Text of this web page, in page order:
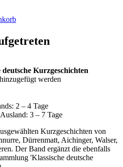
Kurzgeschichten
werden
2 – 4 Tage
3 – 7 Tage
Kurzgeschichten von
Dürrenmatt, Aichinger, Walser,
Der Band ergänzt die ebenfalls
'Klassische deutsche